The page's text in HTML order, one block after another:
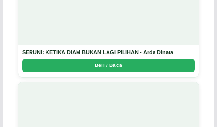
SERUNI: KETIKA DIAM BUKAN LAGI PILIHAN - Arda Dinata
Beli / Baca